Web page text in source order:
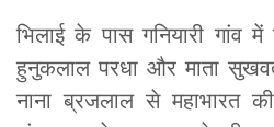
भिलाई के पास गनियारी गांव
हुनुकलाल परधा और माता
नाना ब्रजलाल से महाभारत